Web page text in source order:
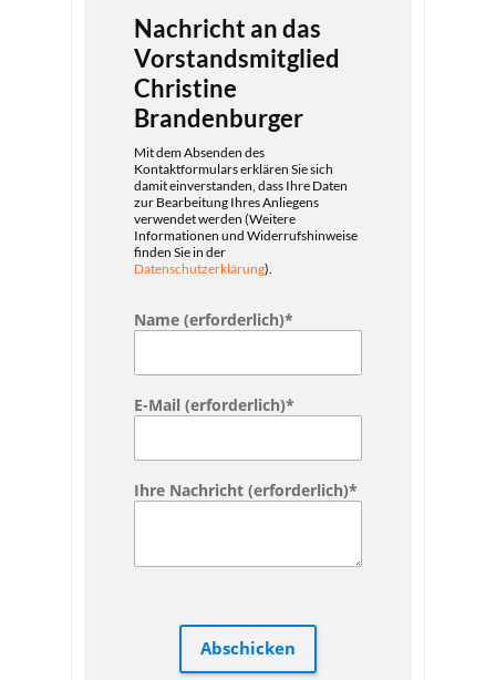
Nachricht an das
Vorstandsmitglied
Christine
Brandenburger
Mit dem Absenden des
Kontaktformulars erklären Sie sich
damit einverstanden, dass Ihre Daten
zur Bearbeitung Ihres Anliegens
verwendet werden (Weitere
Informationen und Widerrufshinweise
finden Sie in der
Datenschutzerklärung).
Name (erforderlich)*
E-Mail (erforderlich)*
Ihre Nachricht (erforderlich)*
Abschicken